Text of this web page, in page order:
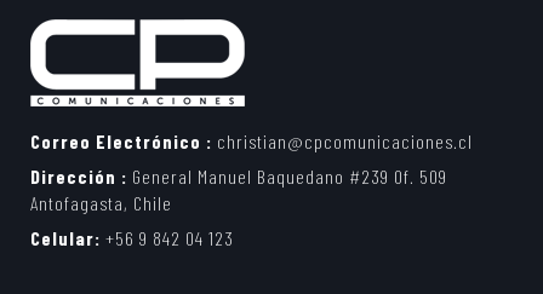
Correo Electrónico : christian@cpcomunicaciones.cl
Dirección : General Manuel Baquedano #239 Of. 509
Antofagasta, Chile
Celular: +56 9 842 04 123